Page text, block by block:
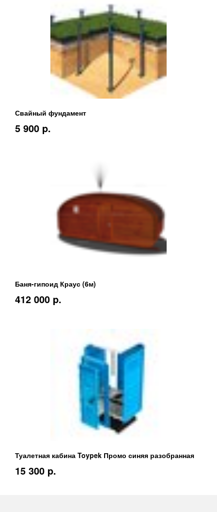
Свайный фундамент
5 900 p.
Баня-гипоид Краус (6м)
412 000 p.
Туалетная кабина Toypek Промо синяя разобранная
15 300 p.